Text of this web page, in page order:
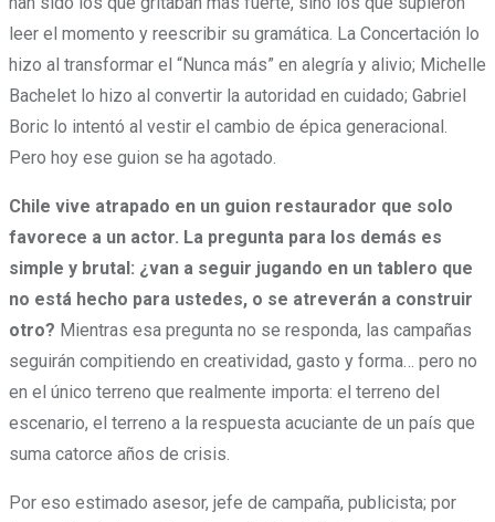
leer el momento y reescribir su gramática. La Concertación lo
hizo al transformar el “Nunca más” en alegría y alivio; Michelle
Bachelet lo hizo al convertir la autoridad en cuidado; Gabriel
Boric lo intentó al vestir el cambio de épica generacional.
Pero hoy ese guion se ha agotado.
Chile vive atrapado en un guion restaurador que solo
favorece a un actor. La pregunta para los demás es
simple y brutal: ¿van a seguir jugando en un tablero que
no está hecho para ustedes, o se atreverán a construir
otro? Mientras esa pregunta no se responda, las campañas
seguirán compitiendo en creatividad, gasto y forma… pero no
en el único terreno que realmente importa: el terreno del
escenario, el terreno a la respuesta acuciante de un país que
suma catorce años de crisis.
Por eso estimado asesor, jefe de campaña, publicista; por